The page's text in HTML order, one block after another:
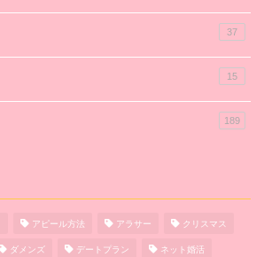
37
15
189
アピール方法 アラサー クリスマス
ダメンズ デートプラン ネット婚活